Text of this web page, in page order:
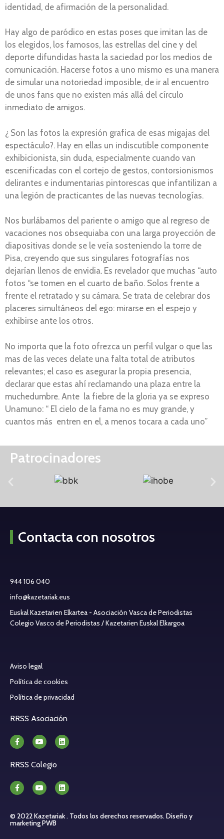
identidad, de afirmación de la personalidad.
Hay algo de paródico en estas poses que imitan las de
los elegidos, los famosos, las estrellas del cine y del
deporte difundidas hasta la saciedad por los medios de
comunicación. Hacerse fotos a uno mismo es una manera
de simular una notoriedad imposible, de ir al encuentro
de unos fans que no existen más allá del círculo
inmediato de amigos.
¿ Son las fotos la expresión grafica de esas migajas del
espectáculo?. Hay en ellas un indiscutible componente
exhibicionista, sin duda, especialmente cuando van
escenificadas con el cortejo de gestos, contorsionismos
delirantes e indumentarias pintorescas que infantilizan a
una legión de practicantes de las nuevas tecnologías.
Nos burlábamos del pariente o amigo que al regreso de
vacaciones nos obsequiaba con una larga proyección de
diapositivas donde se le veía sosteniendo la torre de
Pisa, creyendo que sus singulares fotografías nos
dejarían llenos de envidia. Es revelador que muchas “auto
fotos “se tomen en el cuarto de baño. Solos frente a
frente el retratado y su cámara. Se trata de celebrar dos
placeres simultáneos del ego: mirarse en el espejo y
exhibirse ante los otros.
No importa que la foto ofrezca un perfil vulgar o que las
mas de las veces delate una falta total de atributos
relevantes; el caso es asegurar la propia presencia,
declarar que estas ahí reclamando una plaza entre la
muchedumbre. Ante la fiebre de la gloria ya se expreso
Unamuno: “ El cielo de la fama no es muy grande, y
cuantos más entren en el, a menos tocara a cada uno”
Patrocinadores
Contacta con nosotros
944 106 040
info@kazetariak.eus
Euskal Kazetarien Elkartea - Asociación Vasca de Periodistas
Colegio Vasco de Periodistas / Kazetarien Euskal Elkargoa
Aviso legal
Política de cookies
Política de privacidad
RRSS Asociación
RRSS Colegio
© 2022 Kazetariak . Todos los derechos reservados.Diseño y
marketing PWB